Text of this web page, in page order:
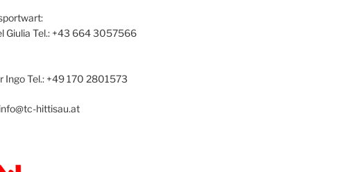
Giulia Tel.: +43 664 3057566
Ingo Tel.: +49 170 2801573
hittisau.at